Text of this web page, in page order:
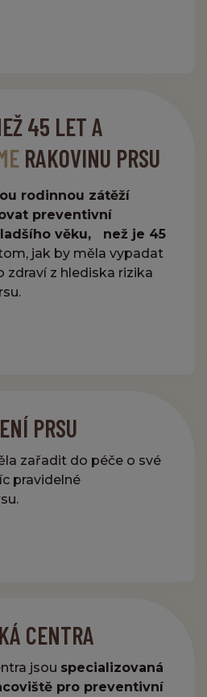
45 LET A
RAKOVINU PRSU
rodinnou zátěží
preventivní
věku, než je 45
jak by měla vypadat
zdraví z hlediska rizika
PRSU
zařadit do péče o své
pravidelné
CENTRA
jsou specializovaná
pro preventivní